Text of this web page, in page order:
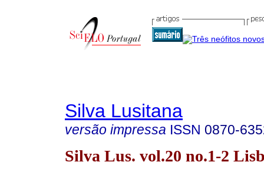
Silva Lusitana
versão impressa ISSN 0870-
Silva Lus. vol.20 no.1-2